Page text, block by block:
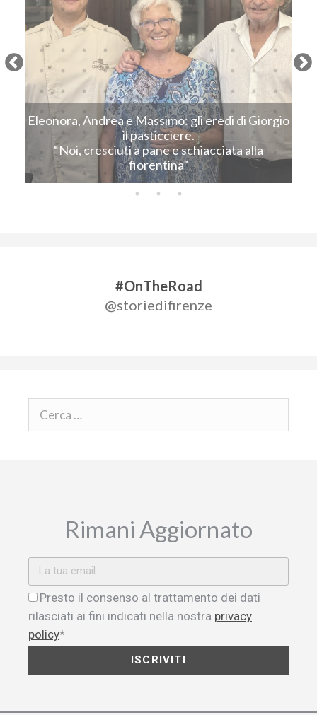
Eleonora, Andrea e Massimo: gli eredi di Giorgio
il pasticciere.
“Noi, cresciuti a pane e schiacciata alla
fiorentina”
Next
#OnTheRoad
@storiedifirenze
Rimani Aggiornato
Presto il consenso al trattamento dei dati
rilasciati ai fini indicati nella nostra privacy
policy*
ISCRIVITI